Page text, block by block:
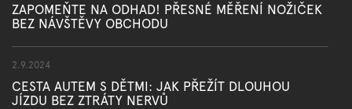
ZAPOMEŇTE NA ODHAD! PŘESNÉ MĚŘENÍ NOŽIČEK
BEZ NÁVŠTĚVY OBCHODU
2.9.2024
CESTA AUTEM S DĚTMI: JAK PŘEŽÍT DLOUHOU
JÍZDU BEZ ZTRÁTY NERVŮ